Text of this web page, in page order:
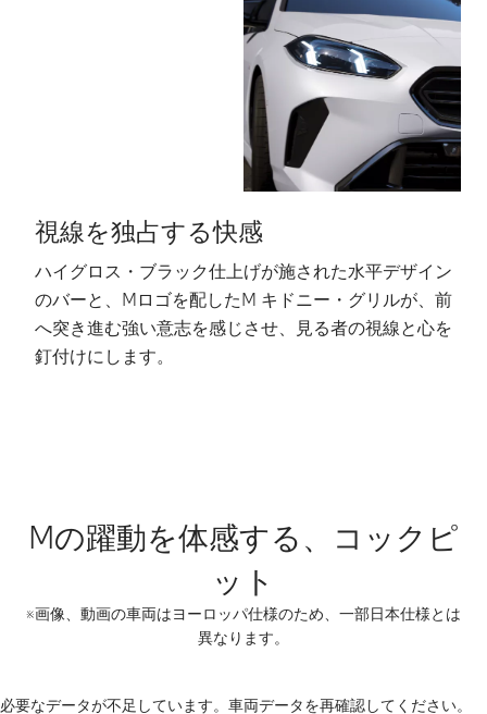
視線を独占する快感
ハイグロス・ブラック仕上げが施された水平デザイン
のバーと、Mロゴを配したM キドニー・グリルが、前
へ突き進む強い意志を感じさせ、見る者の視線と心を
釘付けにします。
Mの躍動を体感する、コックピ
ット
※画像、動画の車両はヨーロッパ仕様のため、一部日本仕様とは
異なります。
必要なデータが不足しています。車両データを再確認してください。